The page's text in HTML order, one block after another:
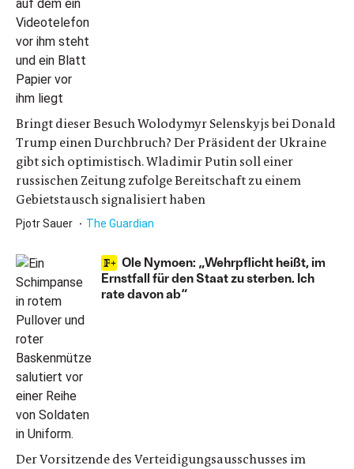
Bringt dieser Besuch Wolodymyr Selenskyjs bei Donald
Trump einen Durchbruch? Der Präsident der Ukraine
gibt sich optimistisch. Wladimir Putin soll einer
russischen Zeitung zufolge Bereitschaft zu einem
Gebietstausch signalisiert haben
Pjotr Sauer The Guardian
Ole Nymoen: „Wehrpflicht heißt, im
Ernstfall für den Staat zu sterben. Ich
rate davon ab“
Der Vorsitzende des Verteidigungsausschusses im